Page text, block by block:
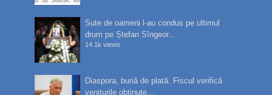
Sute de oameni l-au condus pe ultimul
drum pe Ștefan Sîngeor...
14.1k views
Diaspora, bună de plată. Fiscul verifică
veniturile obținute...